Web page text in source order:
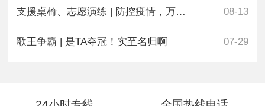
支援桌椅、志愿演练 | 防控疫情，万千在行动 08-13
歌王争霸 | 是TA夺冠！实至名归啊 07-29